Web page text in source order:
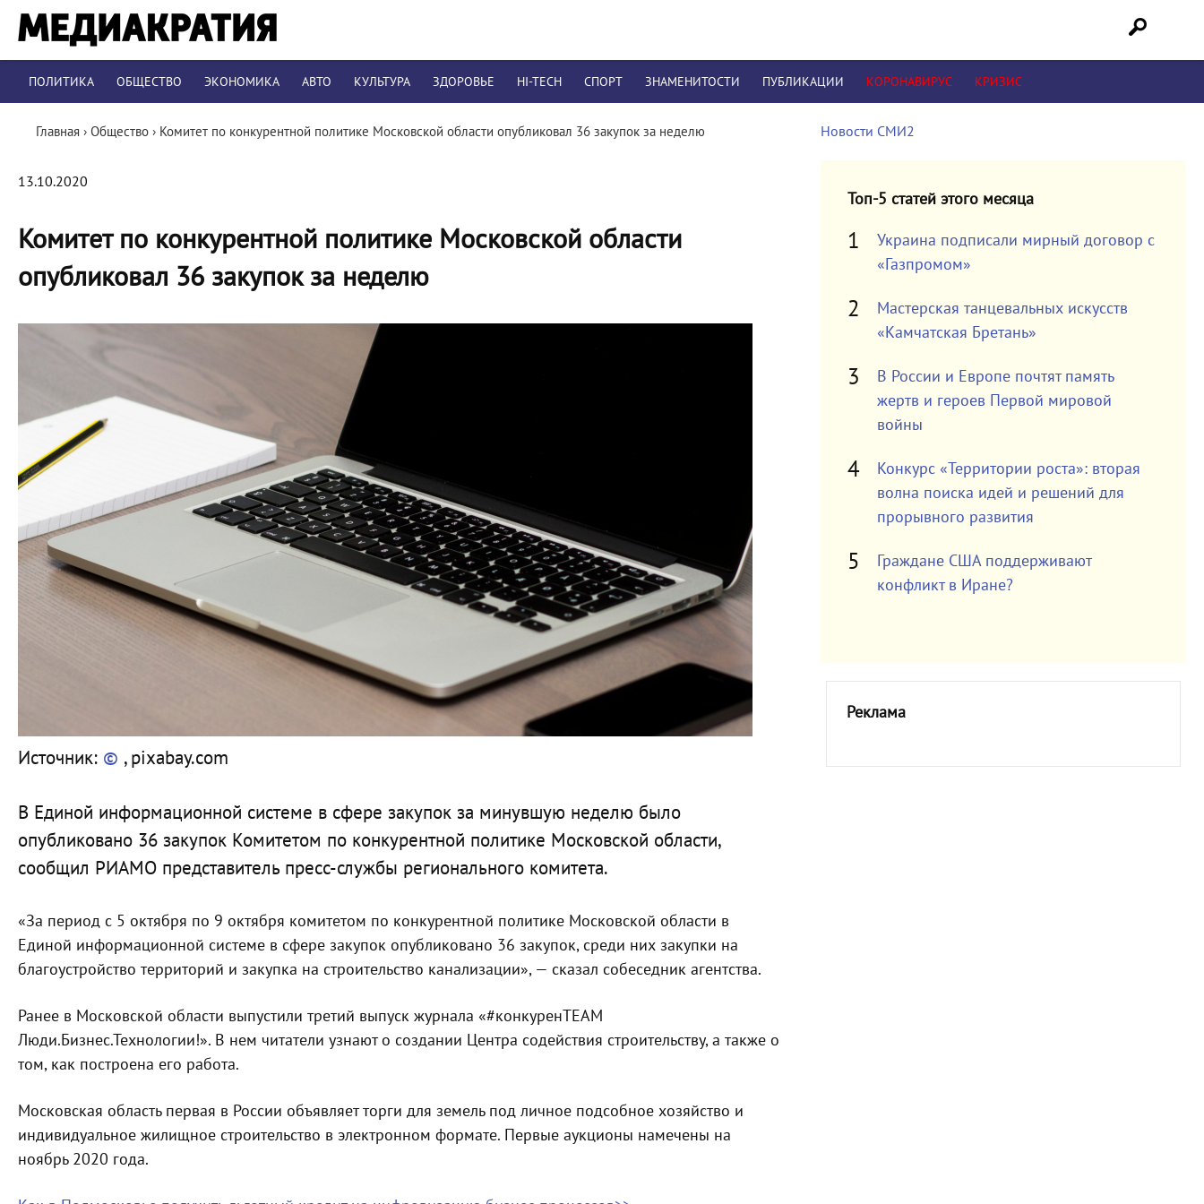
ПОЛИТИКА ОБЩЕСТВО ЭКОНОМИКА АВТО КУЛЬТУРА ЗДОРОВЬЕ HI-TECH СПОРТ ЗНАМЕНИТОСТИ ПУБЛИКАЦИИ КОРОНАВИРУС КРИЗИС
Главная › Общество › Комитет по конкурентной политике Московской области опубликовал 36 закупок за неделю
13.10.2020
Комитет по конкурентной политике Московской области
опубликовал 36 закупок за неделю
Источник: © , pixabay.com
В Единой информационной системе в сфере закупок за минувшую неделю было
опубликовано 36 закупок Комитетом по конкурентной политике Московской области,
сообщил РИАМО представитель пресс-службы регионального комитета.
«За период с 5 октября по 9 октября комитетом по конкурентной политике Московской области в
Единой информационной системе в сфере закупок опубликовано 36 закупок, среди них закупки на
благоустройство территорий и закупка на строительство канализации», — сказал собеседник агентства.
Ранее в Московской области выпустили третий выпуск журнала «#конкуренTEAM
Люди.Бизнес.Технологии!». В нем читатели узнают о создании Центра содействия строительству, а также о
том, как построена его работа.
Московская область первая в России объявляет торги для земель под личное подсобное хозяйство и
индивидуальное жилищное строительство в электронном формате. Первые аукционы намечены на
ноябрь 2020 года.
Новости СМИ2
Топ-5 статей этого месяца
Украина подписали мирный договор с
«Газпромом»
Мастерская танцевальных искусств
«Камчатская Бретань»
В России и Европе почтят память
жертв и героев Первой мировой
войны
Конкурс «Территории роста»: вторая
волна поиска идей и решений для
прорывного развития
Граждане США поддерживают
конфликт в Иране?
Реклама